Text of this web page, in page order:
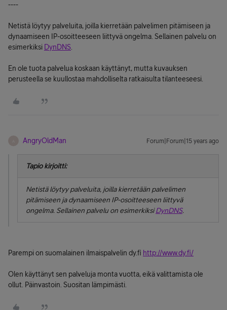
----
Netistä löytyy palveluita, joilla kierretään palvelimen pitämiseen ja
dynaamiseen IP-osoitteeseen liittyvä ongelma. Sellainen palvelu on
esimerkiksi DynDNS
En ole tuota palvelua koskaan käyttänyt, mutta kuvauksen
perusteella se kuullostaa mahdolliselta ratkaisulta tilanteeseesi.
AngryOldMan Forum|Forum|15 years ago
Tapio kirjoitti:
Netistä löytyy palveluita, joilla kierretään palvelimen
pitämiseen ja dynaamiseen IP-osoitteeseen liittyvä
ongelma. Sellainen palvelu on esimerkiksiDynDNS.
Parempi on suomalainen ilmaispalvelin dy.fi http://www.dy.fi/
Olen käyttänyt sen palveluja monta vuotta, eikä valittamista ole
ollut. Päinvastoin. Suositan lämpimästi.